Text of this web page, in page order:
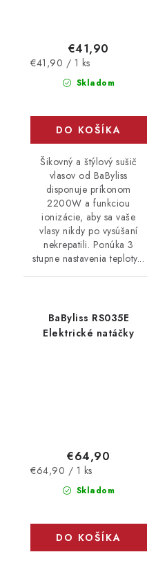
Skladom
€41,90
Jednotková
€41,90 / 1 ks
DO KOŠÍKA
Šikovný a štýlový sušič
vlasov od BaByliss
disponuje príkonom
2200W a funkciou
ionizácie, aby sa vaše
vlasy nikdy po vysúšaní
nekrepatili. Ponúka 3
stupne nastavenia teploty...
BaByliss RS035E
Elektrické natáčky
Skladom
€64,90
Jednotková
€64,90 / 1 ks
DO KOŠÍKA